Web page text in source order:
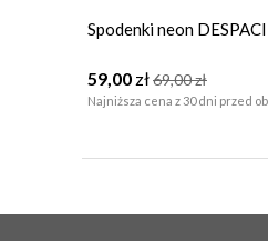
Spodenki neon
59,00 zł69,00zł
Najniższa cena z 30 dni przed